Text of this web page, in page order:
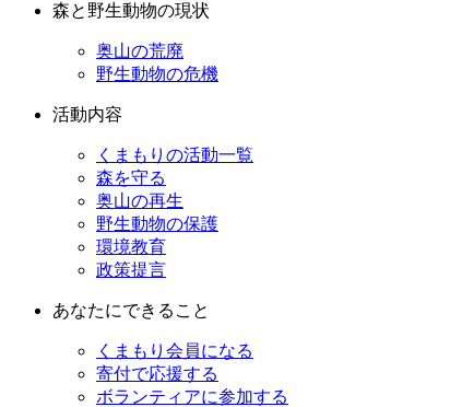
森と野生動物の現状
奥山の荒廃
野生動物の危機
活動内容
くまもりの活動一覧
森を守る
奥山の再生
野生動物の保護
環境教育
政策提言
あなたにできること
くまもり会員になる
寄付で応援する
ボランティアに参加する